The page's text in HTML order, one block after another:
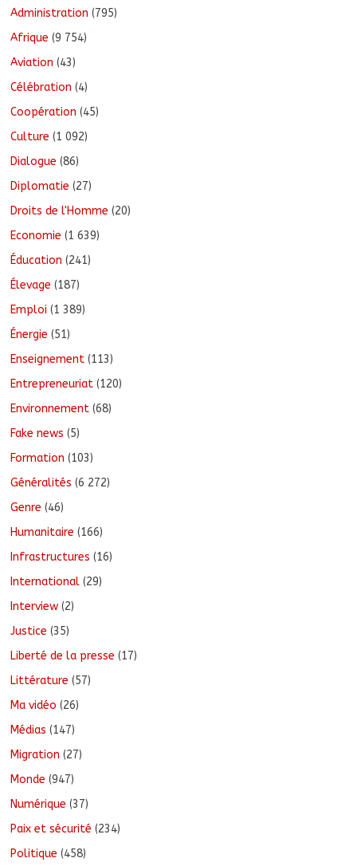
Administration (795)
Afrique (9 754)
Aviation (43)
Célébration (4)
Coopération (45)
Culture (1 092)
Dialogue (86)
Diplomatie (27)
Droits de l'Homme (20)
Economie (1 639)
Éducation (241)
Élevage (187)
Emploi (1 389)
Énergie (51)
Enseignement (113)
Entrepreneuriat (120)
Environnement (68)
Fake news (5)
Formation (103)
Généralités (6 272)
Genre (46)
Humanitaire (166)
Infrastructures (16)
International (29)
Interview (2)
Justice (35)
Liberté de la presse (17)
Littérature (57)
Ma vidéo (26)
Médias (147)
Migration (27)
Monde (947)
Numérique (37)
Paix et sécurité (234)
Politique (458)